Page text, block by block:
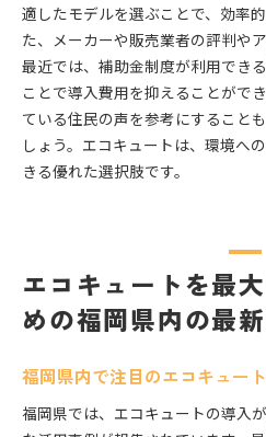
福岡県の持続可能な未
エコキュートを核にし
適したモデルを選ぶことで、効率
た、メーカーや販売業者の評判や
最近では、補助金制度が利用でき
ことで導入費用を抑えることがで
ている住民の声を参考にすること
しょう。エコキュートは、環境へ
きる優れた選択肢です。
エコキュートを最
めの福岡県内の最
福岡県内で注目のエコキュー
福岡県では、エコキュートの導入